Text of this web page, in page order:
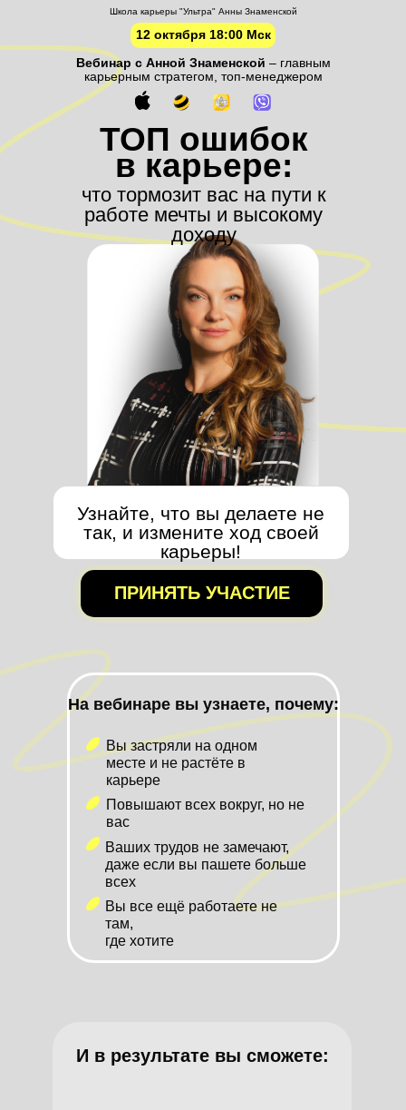
12 октября 18:00 Мск
что тормозит вас на пути к
работе мечты и высокому
доходу
ТОП ошибок
в карьере:
Узнайте, что вы делаете не
так, и измените ход своей
карьеры!
ПРИНЯТЬ УЧАСТИЕ
Вебинар с Анной Знаменской – главным
карьерным стратегом, топ-менеджером
Школа карьеры "Ультра" Анны Знаменской
На вебинаре вы узнаете, почему:
Вы застряли на одном
месте и не растёте в
карьере
Ваших трудов не замечают,
даже если вы пашете больше
всех
Повышают всех вокруг, но не
вас
Вы все ещё работаете не
там,
где хотите
И в результате вы сможете: